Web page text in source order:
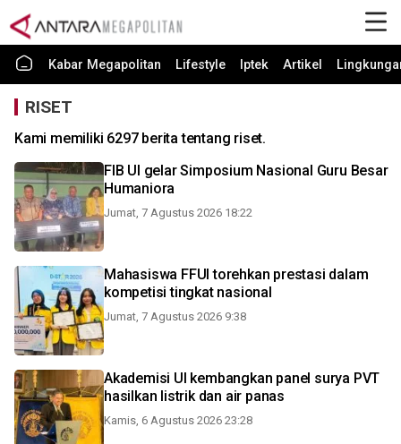
Kabar Megapolitan Lifestyle Iptek Artikel
RISET
Kami memiliki 6297 berita tentang riset.
FIB UI gelar Simposium Nasional Guru Besar
Humaniora
Jumat, 7 Agustus 2026 18:22
Mahasiswa FFUI torehkan prestasi dalam
kompetisi tingkat nasional
Jumat, 7 Agustus 2026 9:38
Akademisi UI kembangkan panel surya PVT
hasilkan listrik dan air panas
Kamis, 6 Agustus 2026 23:28